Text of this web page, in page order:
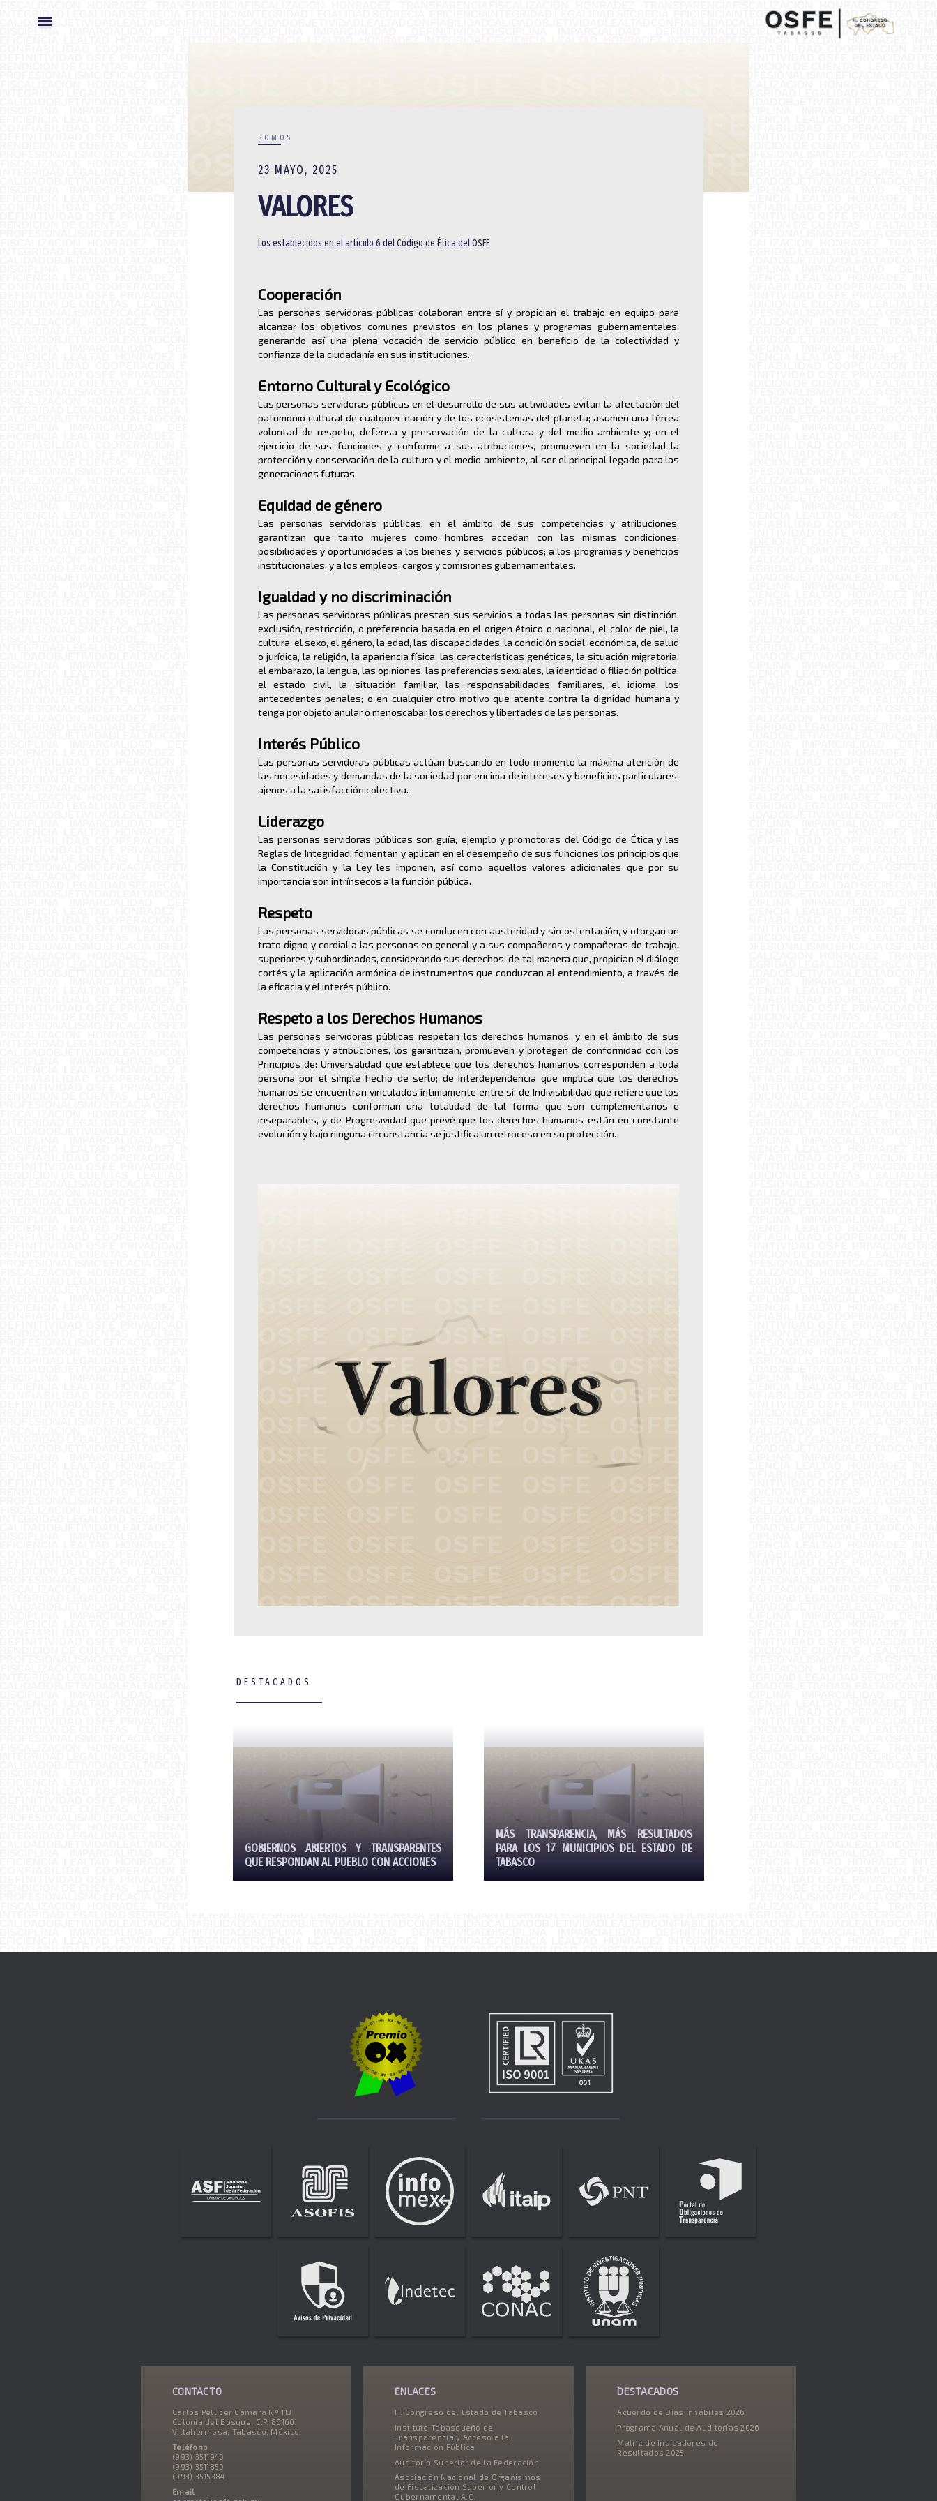
SOMOS
23 MAYO, 2025
VALORES
Los establecidos en el artículo 6 del Código de Ética del OSFE
Cooperación
Las personas servidoras públicas colaboran entre sí y propician el trabajo en equipo para
alcanzar los objetivos comunes previstos en los planes y programas gubernamentales,
generando así una plena vocación de servicio público en beneficio de la colectividad y
confianza de la ciudadanía en sus instituciones.
Entorno Cultural y Ecológico
Las personas servidoras públicas en el desarrollo de sus actividades evitan la afectación del
patrimonio cultural de cualquier nación y de los ecosistemas del planeta; asumen una férrea
voluntad de respeto, defensa y preservación de la cultura y del medio ambiente y; en el
ejercicio de sus funciones y conforme a sus atribuciones, promueven en la sociedad la
protección y conservación de la cultura y el medio ambiente, al ser el principal legado para las
generaciones futuras.
Equidad de género
Las personas servidoras públicas, en el ámbito de sus competencias y atribuciones,
garantizan que tanto mujeres como hombres accedan con las mismas condiciones,
posibilidades y oportunidades a los bienes y servicios públicos; a los programas y beneficios
institucionales, y a los empleos, cargos y comisiones gubernamentales.
Igualdad y no discriminación
Las personas servidoras públicas prestan sus servicios a todas las personas sin distinción,
exclusión, restricción, o preferencia basada en el origen étnico o nacional, el color de piel, la
cultura, el sexo, el género, la edad, las discapacidades, la condición social, económica, de salud
o jurídica, la religión, la apariencia física, las características genéticas, la situación migratoria,
el embarazo, la lengua, las opiniones, las preferencias sexuales, la identidad o filiación política,
el estado civil, la situación familiar, las responsabilidades familiares, el idioma, los
antecedentes penales; o en cualquier otro motivo que atente contra la dignidad humana y
tenga por objeto anular o menoscabar los derechos y libertades de las personas.
Interés Público
Las personas servidoras públicas actúan buscando en todo momento la máxima atención de
las necesidades y demandas de la sociedad por encima de intereses y beneficios particulares,
ajenos a la satisfacción colectiva.
Liderazgo
Las personas servidoras públicas son guía, ejemplo y promotoras del Código de Ética y las
Reglas de Integridad; fomentan y aplican en el desempeño de sus funciones los principios que
la Constitución y la Ley les imponen, así como aquellos valores adicionales que por su
importancia son intrínsecos a la función pública.
Respeto
Las personas servidoras públicas se conducen con austeridad y sin ostentación, y otorgan un
trato digno y cordial a las personas en general y a sus compañeros y compañeras de trabajo,
superiores y subordinados, considerando sus derechos; de tal manera que, propician el diálogo
cortés y la aplicación armónica de instrumentos que conduzcan al entendimiento, a través de
la eficacia y el interés público.
Respeto a los Derechos Humanos
Las personas servidoras públicas respetan los derechos humanos, y en el ámbito de sus
competencias y atribuciones, los garantizan, promueven y protegen de conformidad con los
Principios de: Universalidad que establece que los derechos humanos corresponden a toda
persona por el simple hecho de serlo; de Interdependencia que implica que los derechos
humanos se encuentran vinculados íntimamente entre sí; de Indivisibilidad que refiere que los
derechos humanos conforman una totalidad de tal forma que son complementarios e
inseparables, y de Progresividad que prevé que los derechos humanos están en constante
evolución y bajo ninguna circunstancia se justifica un retroceso en su protección.
DESTACADOS
GOBIERNOS ABIERTOS Y TRANSPARENTES
QUE RESPONDAN AL PUEBLO CON ACCIONES
MÁS TRANSPARENCIA, MÁS RESULTADOS
PARA LOS 17 MUNICIPIOS DEL ESTADO DE
TABASCO
CONTACTO
Carlos Pellicer Cámara Nº 113
Colonia del Bosque, C.P. 86160
Villahermosa, Tabasco, México.
Teléfono
(993) 3511940
(993) 3511850
(993) 3515384
Email
ENLACES
H. Congreso del Estado de Tabasco
Instituto Tabasqueño de
Transparencia y Acceso a la
Información Pública
Auditoría Superior de la Federación
Asociación Nacional de Organismos
de Fiscalización Superior y Control
Gubernamental A.C.
DESTACADOS
Acuerdo de Días Inhábiles 2026
Programa Anual de Auditorías 2026
Matriz de Indicadores de
Resultados 2025